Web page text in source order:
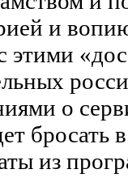
и
этими
о
из